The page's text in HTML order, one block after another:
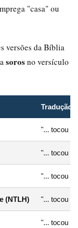
"casa" ou
versões da Bíblia
soros no versículo
Tradução
"... tocou o
"... tocou o
"... tocou
(NTLH) "... tocou a
"... tocou o